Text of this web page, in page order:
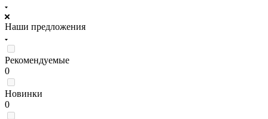
Наши предложения
Рекомендуемые
0
Новинки
0